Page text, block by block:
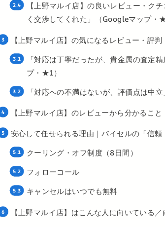
【上野マルイ店】の良いレビュー・ク
く交渉してくれた」（Googleマップ・
【上野マルイ店】の気になるレビュー・評判
「対応は丁寧だったが、貴金属の査定
プ・★1）
「対応への不満はないが、評価点は中
【上野マルイ店】のレビューから分かること
安心して任せられる理由｜バイセルの「信
クーリング・オフ制度（8日間）
フォローコール
キャンセルはいつでも無料
【上野マルイ店】はこんな人に向いている